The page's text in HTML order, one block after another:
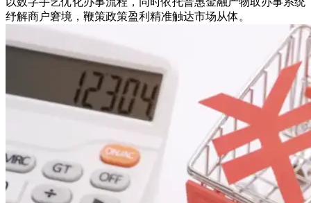
纾解商户窘境，鞭策政策盈利精准触达市场从体。